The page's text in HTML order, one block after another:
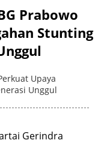
Prabowo
Stunting
Gerindra